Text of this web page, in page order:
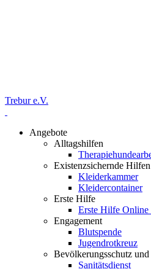
Trebur e.V.
Angebote
Alltagshilfen
Existenzsichernde Hilfen
Kleiderkammer
Kleidercontainer
Erste Hilfe
Erste Hilfe Online
Engagement
Blutspende
Jugendrotkreuz
Bevölkerungsschutz
Sanitätsdienst